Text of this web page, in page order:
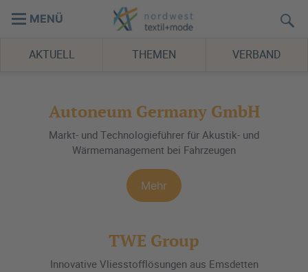
MENÜ
AKTUELL THEMEN VERBAND
Autoneum Germany GmbH
Markt- und Technologieführer für Akustik- und
Wärmemanagement bei Fahrzeugen
Mehr
TWE Group
Innovative Vliesstofflösungen aus Emsdetten